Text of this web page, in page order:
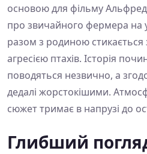
основою для фільму
про звичайного фермера на
разом з родиною стикається
агресією птахів. Історія
поводяться незвично, а
дедалі жорстокішими.
сюжет тримає в напрузі до
Глибший